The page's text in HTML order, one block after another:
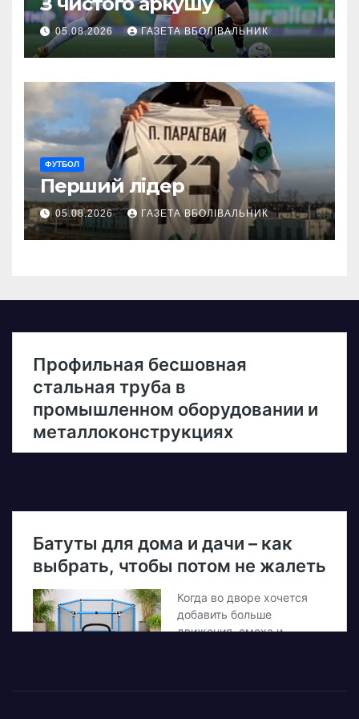
05.08.2026 ГАЗЕТА ВБОЛІВАЛЬНИК
ФУТБОЛ
Перший лідер
05.08.2026 ГАЗЕТА ВБОЛІВАЛЬНИК